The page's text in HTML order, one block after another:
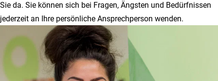
Sie da. Sie können sich bei Fragen, Ängsten und Bedürfnissen
jederzeit an Ihre persönliche Ansprechperson wenden.